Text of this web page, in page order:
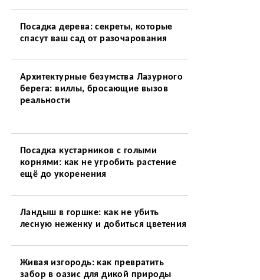
Посадка дерева: секреты, которые
спасут ваш сад от разочарования
Архитектурные безумства Лазурного
берега: виллы, бросающие вызов
реальности
Посадка кустарников с голыми
корнями: как не угробить растение
ещё до укоренения
Ландыш в горшке: как не убить
лесную неженку и добиться цветения
Живая изгородь: как превратить
забор в оазис для дикой природы